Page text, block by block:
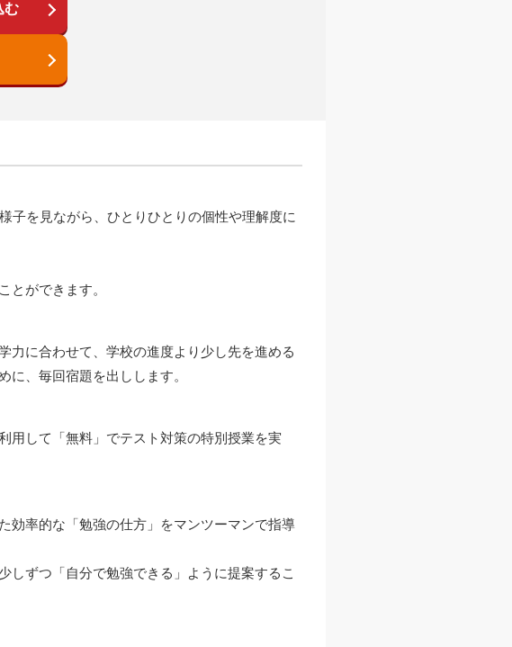
む
子を見ながら、ひとりひとりの個性や理解度に
とができます。
力に合わせて、学校の進度より少し先を進める
、毎回宿題を出しします。
用して「無料」でテスト対策の特別授業を実
効率的な「勉強の仕方」をマンツーマンで指導
しずつ「自分で勉強できる」ように提案するこ